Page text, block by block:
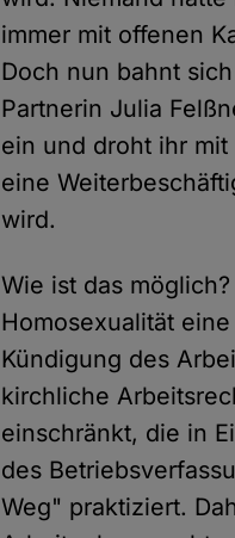
immer mit offenen
Doch nun bahnt
Partnerin Julia
ein und droht ihr
eine
wird.
Wie ist das
Homosexualität
Kündigung des
kirchliche
einschränkt, die in
des
Weg" praktiziert.